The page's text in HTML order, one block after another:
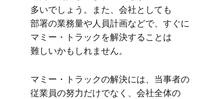
多いでしょう。​また、​会社と​しても​
部署の​業務量や​人員計画などで、​すぐに​
マミー・トラックを​解決する​ことは​
難しいかもしれません。
マミー・トラックの​解決には、​当事者の​
従業員の​努力だけでなく、​会社全体の​